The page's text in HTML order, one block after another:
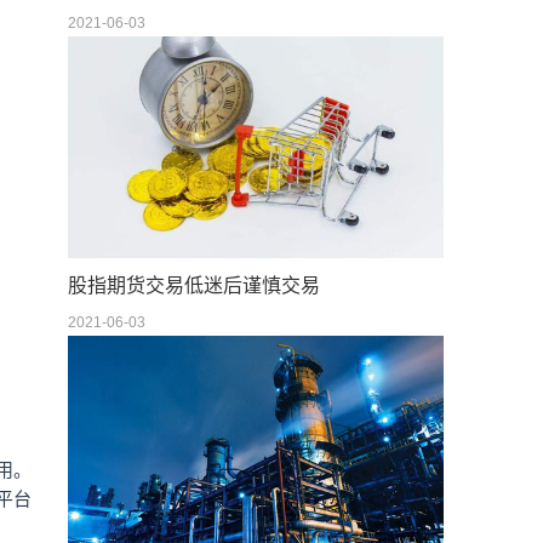
台
2021-06-03
股指期货交易低迷后谨慎交易
2021-06-03